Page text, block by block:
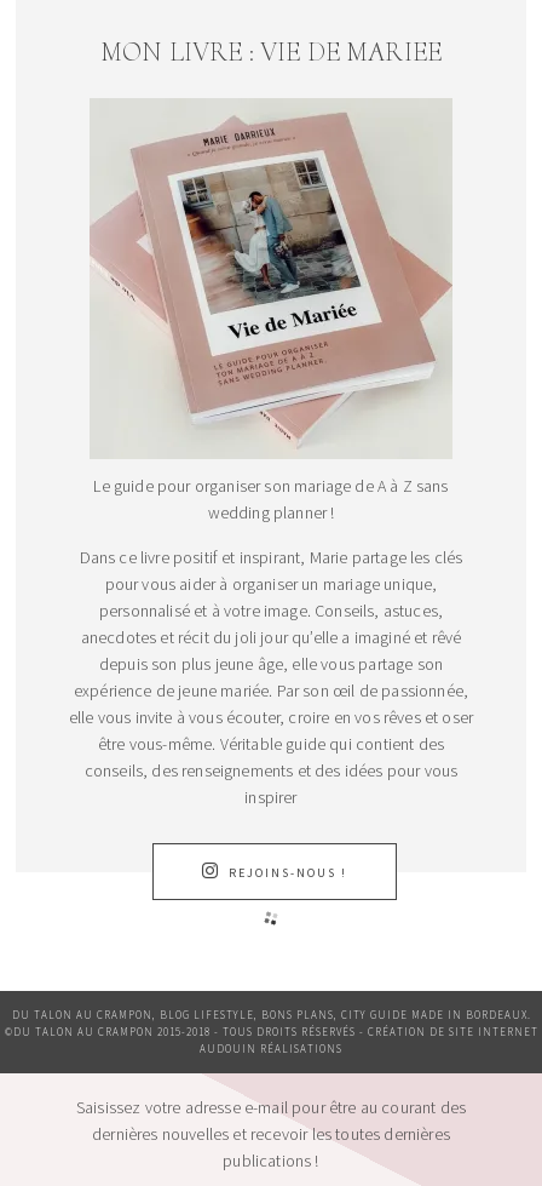
MON LIVRE : VIE DE MARIEE
Le guide pour organiser son mariage de A à Z sans
wedding planner !
Dans ce livre positif et inspirant, Marie partage les clés
pour vous aider à organiser un mariage unique,
personnalisé et à votre image. Conseils, astuces,
anecdotes et récit du joli jour qu’elle a imaginé et rêvé
depuis son plus jeune âge, elle vous partage son
expérience de jeune mariée. Par son œil de passionnée,
elle vous invite à vous écouter, croire en vos rêves et oser
être vous-même. Véritable guide qui contient des
conseils, des renseignements et des idées pour vous
inspirer
REJOINS-NOUS !
DU TALON AU CRAMPON, BLOG LIFESTYLE, BONS PLANS, CITY GUIDE MADE IN BORDEAUX.
©DU TALON AU CRAMPON 2015-2018 - TOUS DROITS RÉSERVÉS - CRÉATION DE SITE INTERNET
AUDOUIN RÉALISATIONS
Saisissez votre adresse e-mail pour être au courant des
dernières nouvelles et recevoir les toutes dernières
publications !